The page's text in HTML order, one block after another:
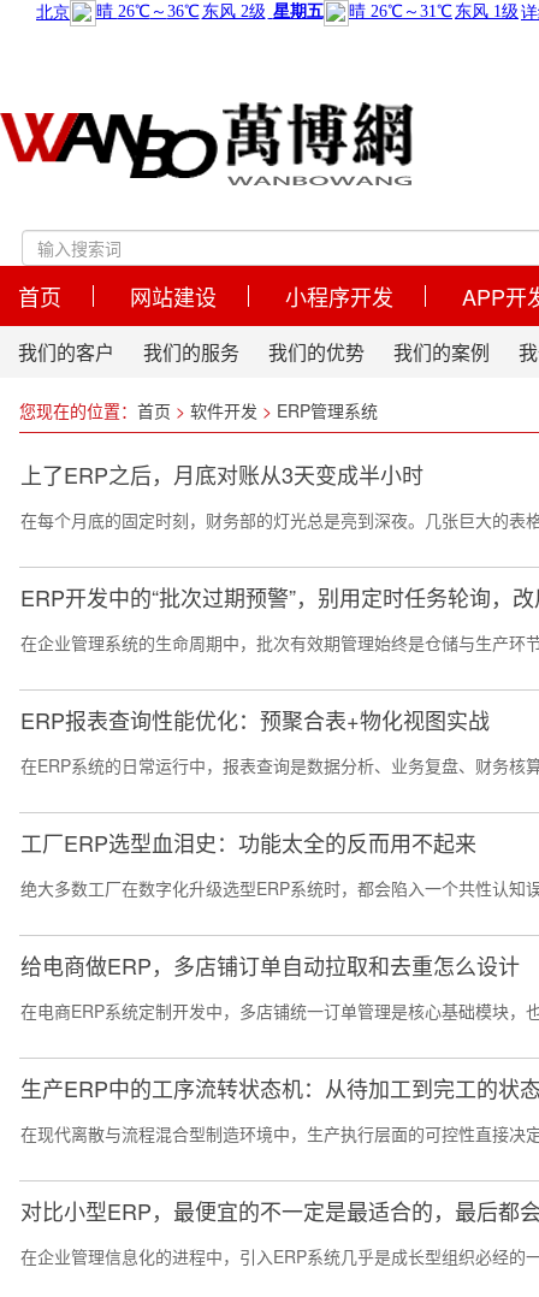
首页 网站建设 小程序开发 APP开
我们的客户 我们的服务 我们的优势 我们的案例
您现在的位置： 首页 > 软件开发 > ERP管理系统
上了ERP之后，月底对账从3天变成半小时
在每个月底的固定时刻，财务部的灯光总是亮到深夜。几张巨大的
ERP开发中的“批次过期预警”，别用定时任务轮询，
在企业管理系统的生命周期中，批次有效期管理始终是仓储与生产
ERP报表查询性能优化：预聚合表+物化视图实战
在ERP系统的日常运行中，报表查询是数据分析、业务复盘、财务
工厂ERP选型血泪史：功能太全的反而用不起来
绝大多数工厂在数字化升级选型ERP系统时，都会陷入一个共性认
给电商做ERP，多店铺订单自动拉取和去重怎么设计
在电商ERP系统定制开发中，多店铺统一订单管理是核心基础模块
生产ERP中的工序流转状态机：从待加工到完工的状
在现代离散与流程混合型制造环境中，生产执行层面的可控性直接
对比小型ERP，最便宜的不一定是最适合的，最后都
在企业管理信息化的进程中，引入ERP系统几乎是成长型组织必经